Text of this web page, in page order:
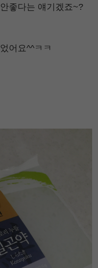
좋다는 얘기겠죠~?
어요^^ㅋㅋ